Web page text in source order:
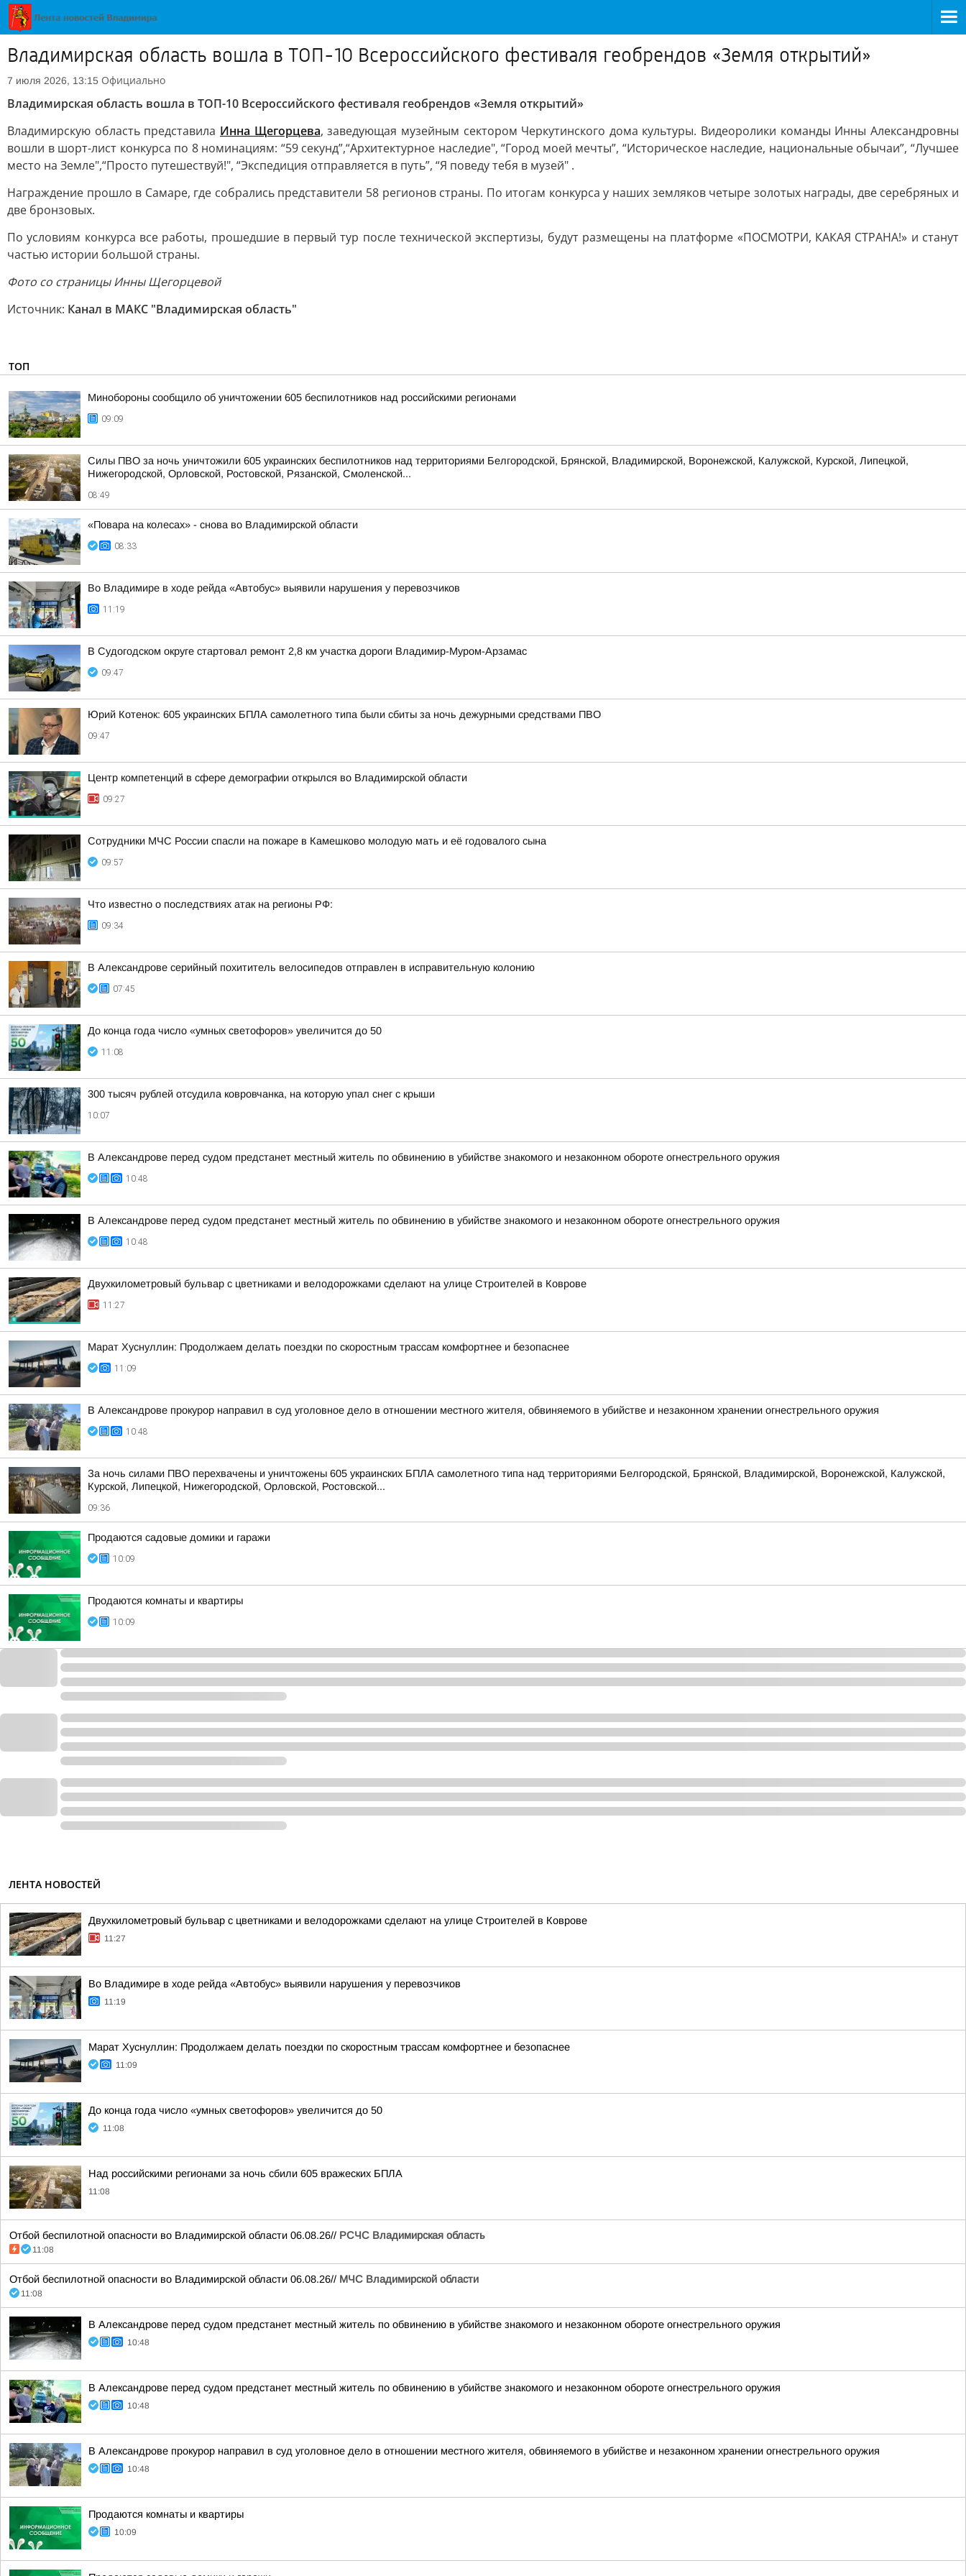
Владимирская область вошла в ТОП-10 Всероссийского фестиваля геобрендов «Земля открытий»
7 июля 2026, 13:15 Официально
Владимирская область вошла в ТОП-10 Всероссийского фестиваля геобрендов «Земля открытий»
Владимирскую область представила Инна Щегорцева, заведующая музейным сектором Черкутинского дома культуры. Видеоролики команды Инны Александровны
вошли в шорт-лист конкурса по 8 номинациям: “59 секунд”,“Архитектурное наследие", “Город моей мечты”, “Историческое наследие, национальные обычаи”, “Лучшее
место на Земле",“Просто путешествуй!", “Экспедиция отправляется в путь”, “Я поведу тебя в музей" .
Награждение прошло в Самаре, где собрались представители 58 регионов страны. По итогам конкурса у наших земляков четыре золотых награды, две серебряных и
две бронзовых.
По условиям конкурса все работы, прошедшие в первый тур после технической экспертизы, будут размещены на платформе «ПОСМОТРИ, КАКАЯ СТРАНА!» и станут
частью истории большой страны.
Фото со страницы Инны Щегорцевой
Источник: Канал в МАКС "Владимирская область"
ТОП
Минобороны сообщило об уничтожении 605 беспилотников над российскими регионами
09:09
Силы ПВО за ночь уничтожили 605 украинских беспилотников над территориями Белгородской, Брянской, Владимирской, Воронежской, Калужской, Курской, Липецкой,
Нижегородской, Орловской, Ростовской, Рязанской, Смоленской...
08:49
«Повара на колесах» - снова во Владимирской области
08:33
Во Владимире в ходе рейда «Автобус» выявили нарушения у перевозчиков
11:19
В Судогодском округе стартовал ремонт 2,8 км участка дороги Владимир-Муром-Арзамас
09:47
Юрий Котенок: 605 украинских БПЛА самолетного типа были сбиты за ночь дежурными средствами ПВО
09:47
Центр компетенций в сфере демографии открылся во Владимирской области
09:27
Сотрудники МЧС России спасли на пожаре в Камешково молодую мать и её годовалого сына
09:57
Что известно о последствиях атак на регионы РФ:
09:34
В Александрове серийный похититель велосипедов отправлен в исправительную колонию
07:45
До конца года число «умных светофоров» увеличится до 50
11:08
300 тысяч рублей отсудила ковровчанка, на которую упал снег с крыши
10:07
В Александрове перед судом предстанет местный житель по обвинению в убийстве знакомого и незаконном обороте огнестрельного оружия
10:48
В Александрове перед судом предстанет местный житель по обвинению в убийстве знакомого и незаконном обороте огнестрельного оружия
10:48
Двухкилометровый бульвар с цветниками и велодорожками сделают на улице Строителей в Коврове
11:27
Марат Хуснуллин: Продолжаем делать поездки по скоростным трассам комфортнее и безопаснее
11:09
В Александрове прокурор направил в суд уголовное дело в отношении местного жителя, обвиняемого в убийстве и незаконном хранении огнестрельного оружия
10:48
За ночь силами ПВО перехвачены и уничтожены 605 украинских БПЛА самолетного типа над территориями Белгородской, Брянской, Владимирской, Воронежской, Калужской,
Курской, Липецкой, Нижегородской, Орловской, Ростовской...
09:36
Продаются садовые домики и гаражи
10:09
Продаются комнаты и квартиры
10:09
ЛЕНТА НОВОСТЕЙ
Двухкилометровый бульвар с цветниками и велодорожками сделают на улице Строителей в Коврове
11:27
Во Владимире в ходе рейда «Автобус» выявили нарушения у перевозчиков
11:19
Марат Хуснуллин: Продолжаем делать поездки по скоростным трассам комфортнее и безопаснее
11:09
До конца года число «умных светофоров» увеличится до 50
11:08
Над российскими регионами за ночь сбили 605 вражеских БПЛА
11:08
Отбой беспилотной опасности во Владимирской области 06.08.26// РСЧС Владимирская область
11:08
Отбой беспилотной опасности во Владимирской области 06.08.26// МЧС Владимирской области
11:08
В Александрове перед судом предстанет местный житель по обвинению в убийстве знакомого и незаконном обороте огнестрельного оружия
10:48
В Александрове перед судом предстанет местный житель по обвинению в убийстве знакомого и незаконном обороте огнестрельного оружия
10:48
В Александрове прокурор направил в суд уголовное дело в отношении местного жителя, обвиняемого в убийстве и незаконном хранении огнестрельного оружия
10:48
Продаются комнаты и квартиры
10:09